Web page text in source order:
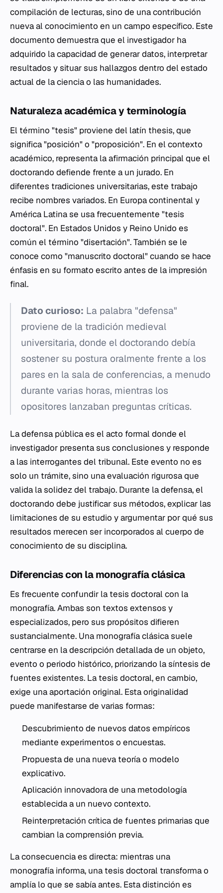
compilación de lecturas, sino de una contribución
nueva al conocimiento en un campo específico. Este
documento demuestra que el investigador ha
adquirido la capacidad de generar datos, interpretar
resultados y situar sus hallazgos dentro del estado
actual de la ciencia o las humanidades.
Naturaleza académica y terminología
El término "tesis" proviene del latín thesis, que
significa "posición" o "proposición". En el contexto
académico, representa la afirmación principal que el
doctorando defiende frente a un jurado. En
diferentes tradiciones universitarias, este trabajo
recibe nombres variados. En Europa continental y
América Latina se usa frecuentemente "tesis
doctoral". En Estados Unidos y Reino Unido es
común el término "disertación". También se le
conoce como "manuscrito doctoral" cuando se hace
énfasis en su formato escrito antes de la impresión
final.
Dato curioso: La palabra "defensa"
proviene de la tradición medieval
universitaria, donde el doctorando debía
sostener su postura oralmente frente a los
pares en la sala de conferencias, a menudo
durante varias horas, mientras los
opositores lanzaban preguntas críticas.
La defensa pública es el acto formal donde el
investigador presenta sus conclusiones y responde
a las interrogantes del tribunal. Este evento no es
solo un trámite, sino una evaluación rigurosa que
valida la solidez del trabajo. Durante la defensa, el
doctorando debe justificar sus métodos, explicar las
limitaciones de su estudio y argumentar por qué sus
resultados merecen ser incorporados al cuerpo de
conocimiento de su disciplina.
Diferencias con la monografía clásica
Es frecuente confundir la tesis doctoral con la
monografía. Ambas son textos extensos y
especializados, pero sus propósitos difieren
sustancialmente. Una monografía clásica suele
centrarse en la descripción detallada de un objeto,
evento o periodo histórico, priorizando la síntesis de
fuentes existentes. La tesis doctoral, en cambio,
exige una aportación original. Esta originalidad
puede manifestarse de varias formas:
Descubrimiento de nuevos datos empíricos
mediante experimentos o encuestas.
Propuesta de una nueva teoría o modelo
explicativo.
Aplicación innovadora de una metodología
establecida a un nuevo contexto.
Reinterpretación crítica de fuentes primarias que
cambian la comprensión previa.
La consecuencia es directa: mientras una
monografía informa, una tesis doctoral transforma o
amplía lo que se sabía antes. Esta distinción es